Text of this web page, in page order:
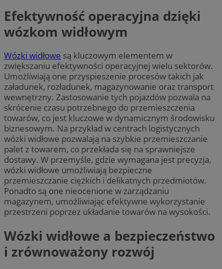
Efektywność operacyjna dzięki
wózkom widłowym
Wózki widłowe są kluczowym elementem w
zwiększaniu efektywności operacyjnej wielu sektorów.
Umożliwiają one przyspieszenie procesów takich jak
załadunek, rozładunek, magazynowanie oraz transport
wewnętrzny. Zastosowanie tych pojazdów pozwala na
skrócenie czasu potrzebnego do przemieszczenia
towarów, co jest kluczowe w dynamicznym środowisku
biznesowym. Na przykład w centrach logistycznych
wózki widłowe pozwalają na szybkie przemieszczanie
palet z towarem, co przekłada się na sprawniejsze
dostawy. W przemyśle, gdzie wymagana jest precyzja,
wózki widłowe umożliwiają bezpieczne
przemieszczanie ciężkich i delikatnych przedmiotów.
Ponadto są one nieocenione w zarządzaniu
magazynem, umożliwiając efektywne wykorzystanie
przestrzeni poprzez układanie towarów na wysokości.
Wózki widłowe a bezpieczeństwo
i zrównoważony rozwój